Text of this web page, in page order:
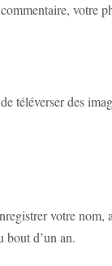
votre
téléverser des
votre
bout d’un an.